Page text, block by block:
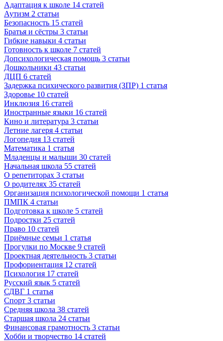
Адаптация к школе 14 статей
Аутизм 2 статьи
Безопасность 15 статей
Братья и сёстры 3 статьи
Гибкие навыки 4 статьи
Готовность к школе 7 статей
Допсихологическая помощь 3 статьи
Дошкольники 43 статьи
ДЦП 6 статей
Задержка психического развития (ЗПР) 1 статья
Здоровье 10 статей
Инклюзия 16 статей
Иностранные языки 16 статей
Кино и литература 3 статьи
Летние лагеря 4 статьи
Логопедия 13 статей
Математика 1 статья
Младенцы и малыши 30 статей
Начальная школа 55 статей
О репетиторах 3 статьи
О родителях 35 статей
Организация психологической помощи 1 статья
ПМПК 4 статьи
Подготовка к школе 5 статей
Подростки 25 статей
Право 10 статей
Приёмные семьи 1 статья
Прогулки по Москве 9 статей
Проектная деятельность 3 статьи
Профориентация 12 статей
Психология 17 статей
Русский язык 5 статей
СДВГ 1 статья
Спорт 3 статьи
Средняя школа 38 статей
Старшая школа 24 статьи
Финансовая грамотность 3 статьи
Хобби и творчество 14 статей